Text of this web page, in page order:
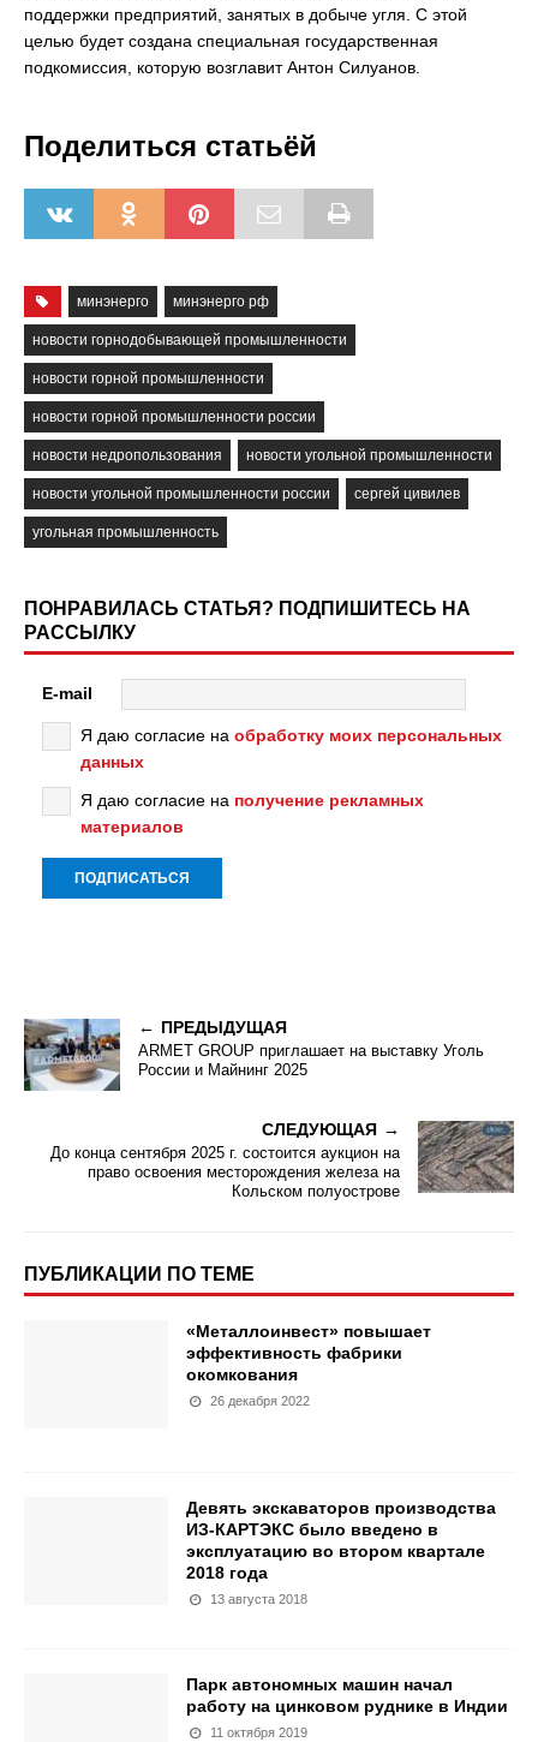
поддержки предприятий, занятых в добыче угля. С этой
целью будет создана специальная государственная
подкомиссия, которую возглавит Антон Силуанов.
Поделиться статьёй
минэнерго минэнерго рф
новости горнодобывающей промышленности
новости горной промышленности
новости горной промышленности россии
новости недропользования новости угольной промышленности
новости угольной промышленности россии сергей цивилев
угольная промышленность
ПОНРАВИЛАСЬ СТАТЬЯ? ПОДПИШИТЕСЬ НА
РАССЫЛКУ
E-mail
Я даю согласие на обработку моих персональных
данных
Я даю согласие на получение рекламных
материалов
ПРЕДЫДУЩАЯ
ARMET GROUP приглашает на выставку Уголь
России и Майнинг 2025
СЛЕДУЮЩАЯ
До конца сентября 2025 г. состоится аукцион на
право освоения месторождения железа на
Кольском полуострове
ПУБЛИКАЦИИ ПО ТЕМЕ
«Металлоинвест» повышает
эффективность фабрики
окомкования
26 декабря 2022
Девять экскаваторов производства
ИЗ-КАРТЭКС было введено в
эксплуатацию во втором квартале
2018 года
13 августа 2018
Парк автономных машин начал
работу на цинковом руднике в Индии
11 октября 2019